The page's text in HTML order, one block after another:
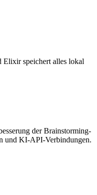
Elixir speichert alles lokal
der Brainstorming-
und KI-API-Verbindungen.